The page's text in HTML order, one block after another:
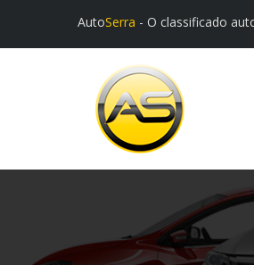
AutoSerra - O classificado